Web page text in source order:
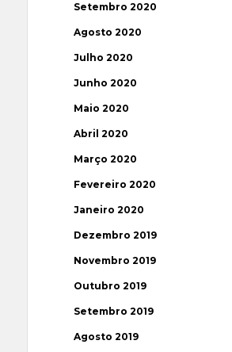
Setembro 2020
Agosto 2020
Julho 2020
Junho 2020
Maio 2020
Abril 2020
Março 2020
Fevereiro 2020
Janeiro 2020
Dezembro 2019
Novembro 2019
Outubro 2019
Setembro 2019
Agosto 2019